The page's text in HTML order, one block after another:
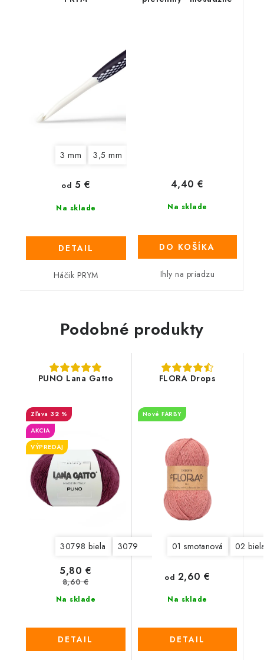
3 mm 3,5 mm
Na sklade
od 5 €
DETAIL
Háčik PRYM
Na sklade
4,40 €
DO KOŠÍKA
Ihly na priadzu
Podobné produkty
PUNO Lana Gatto
32 %
AKCIA
VÝPREDAJ
30798 biela 30799 smotanová 30806 petrol
Na sklade
5,80 €
8,60 €
DETAIL
FLORA Drops
Nové FARBY
01 smotanová 02
Na sklade
od 2,60 €
DETAIL